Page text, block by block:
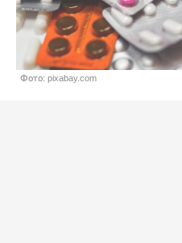
Фото: pixabay.com